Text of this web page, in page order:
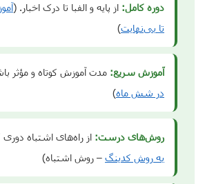
دوره کامل: از پایه و الفبا تا درک اخبار. (
تا بی‌نهایت)
آموزش سریع: مدت آموزش کوتاه و مؤثر
در شش ماه)
روش‌های درست: از راه‌های اشتباه
به روش کدینگ – روش اشتباه)